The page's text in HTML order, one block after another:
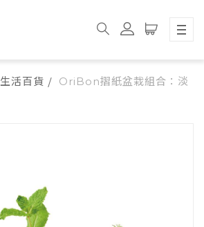
生活百貨
OriBon摺紙盆栽組合：淡